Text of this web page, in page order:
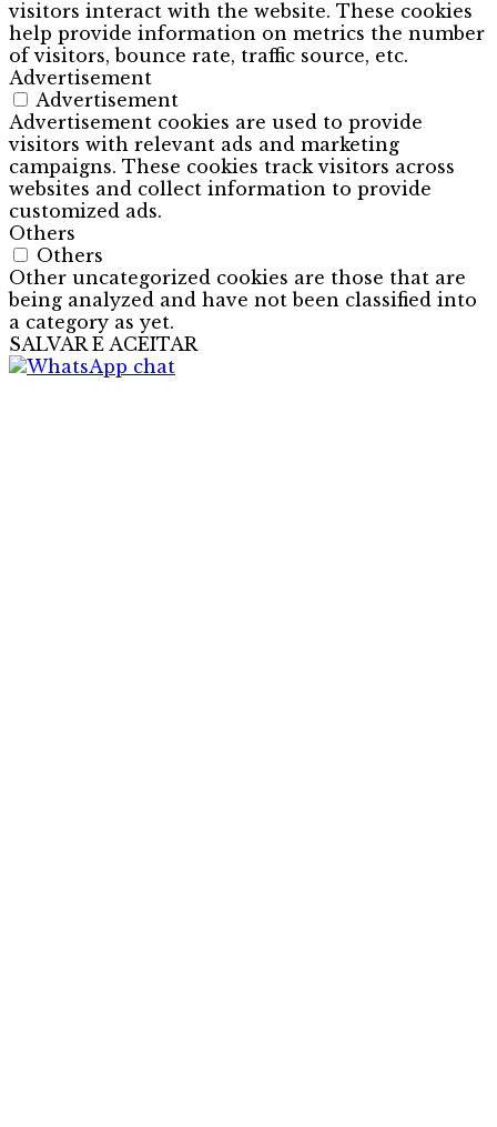
visitors interact with the website. These cookies
help provide information on metrics the number
of visitors, bounce rate, traffic source, etc.
Advertisement
Advertisement
Advertisement cookies are used to provide
visitors with relevant ads and marketing
campaigns. These cookies track visitors across
websites and collect information to provide
customized ads.
Others
Others
Other uncategorized cookies are those that are
being analyzed and have not been classified into
a category as yet.
SALVAR E ACEITAR